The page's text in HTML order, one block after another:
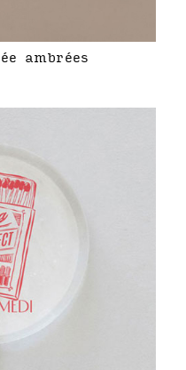
ambrées